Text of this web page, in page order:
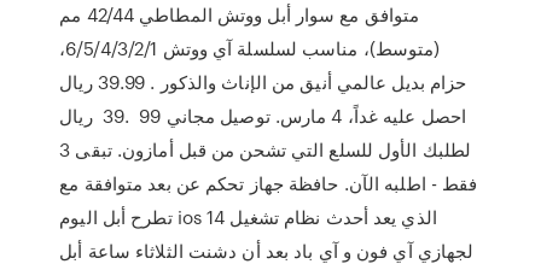
متوافق مع سوار أبل ووتش المطاطي 42/44 مم
(متوسط)، مناسب لسلسلة آي ووتش 6/5/4/3/2/1،
حزام بديل عالمي أنيق من الإناث والذكور . 39.99 ريال
ريال ‎ 39. ‎ 99 ‏ احصل عليه غداً، 4 مارس. توصيل مجاني
لطلبك الأول للسلع التي تشحن من قبل أمازون. تبقى 3
فقط - اطلبه الآن. حافظة جهاز تحكم عن بعد متوافقة مع
تطرح أبل اليوم ios 14 الذي يعد أحدث نظام تشغيل
لجهازي آي فون و آي باد بعد أن دشنت الثلاثاء ساعة أبل